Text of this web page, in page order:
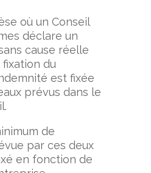
où un Conseil
déclare un
cause réelle
du
est fixée
prévus dans le
de
par ces deux
en fonction de